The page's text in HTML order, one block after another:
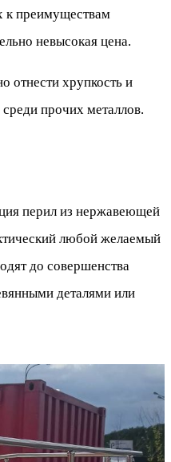
к преимуществам
невысокая цена.
отнести хрупкость и
прочих металлов.
перил из нержавеющей
любой желаемый
до совершенства
деталями или